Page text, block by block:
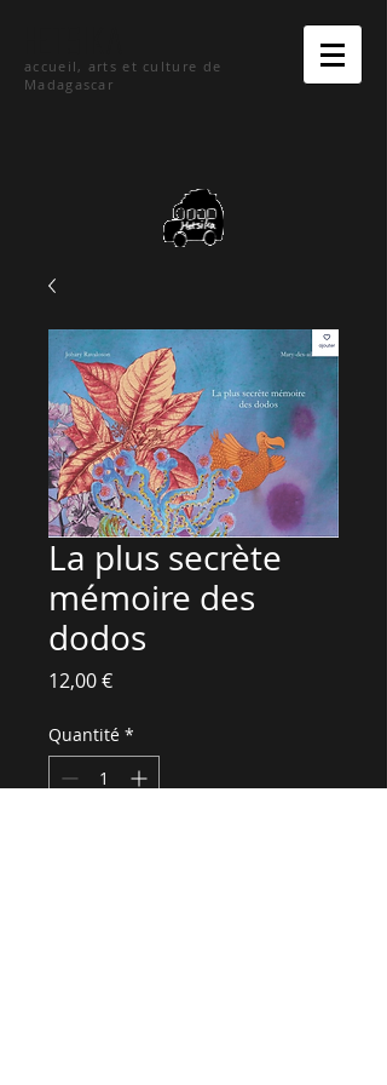
accueil, arts et culture de
Madagascar
La plus secrète
mémoire des
dodos
12,00 €Prix
Quantité *